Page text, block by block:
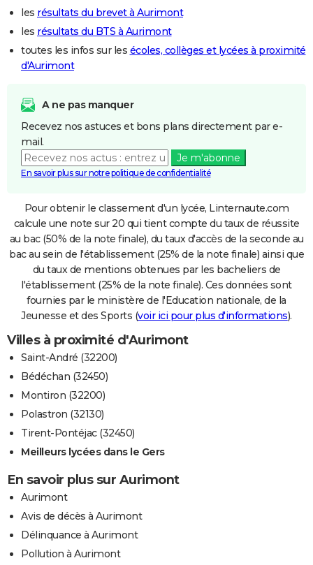
les résultats du brevet à Aurimont
les résultats du BTS à Aurimont
toutes les infos sur les écoles, collèges et lycées à proximité
d'Aurimont
A ne pas manquer
Recevez nos astuces et bons plans directement par e-
mail.
Je m'abonne
En savoir plus sur notre politique de confidentialité
Pour obtenir le classement d'un lycée, Linternaute.com
calcule une note sur 20 qui tient compte du taux de réussite
au bac (50% de la note finale), du taux d'accès de la seconde au
bac au sein de l'établissement (25% de la note finale) ainsi que
du taux de mentions obtenues par les bacheliers de
l'établissement (25% de la note finale). Ces données sont
fournies par le ministère de l'Education nationale, de la
Jeunesse et des Sports (voir ici pour plus d'informations).
Villes à proximité d'Aurimont
Saint-André (32200)
Bédéchan (32450)
Montiron (32200)
Polastron (32130)
Tirent-Pontéjac (32450)
Meilleurs lycées dans le Gers
En savoir plus sur Aurimont
Aurimont
Avis de décès à Aurimont
Délinquance à Aurimont
Pollution à Aurimont